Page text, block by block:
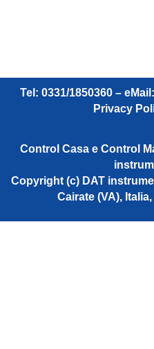
Tel: 0331/1850360 – eMail:
Privacy
Control Casa e Control
Copyright (c) DAT
Cairate (VA),